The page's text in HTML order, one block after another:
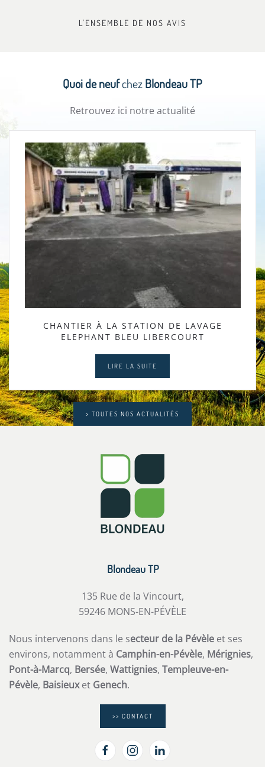
L'ENSEMBLE DE NOS AVIS
Quoi de neufchezBlondeau TP
Retrouvez ici notre actualité
CHANTIER À LA STATION DE LAVAGE
ELEPHANT BLEU LIBERCOURT
LIRE LA SUITE
> TOUTES NOS ACTUALITÉS
Blondeau TP
135 Rue de la Vincourt,
59246 MONS-EN-PÉVÈLE
Nous intervenons dans le secteur de la Pévèle et ses
environs, notamment à Camphin-en-Pévèle, Mérignies,
Pont-à-Marcq, Bersée, Wattignies, Templeuve-en-
Pévèle, Baisieuxet Genech.
>> CONTACT